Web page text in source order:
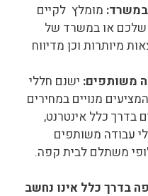
במשרד: מומלץ לקיים
שלכם או במשרד של
מיותרות וכן מדיווח
משותפים: ישנם חללי
מנויים במחירים
בדרך כלל אינטרנט,
עבודה משותפים
משתלם לבית קפה.
בדרך כלל אינו נחשב